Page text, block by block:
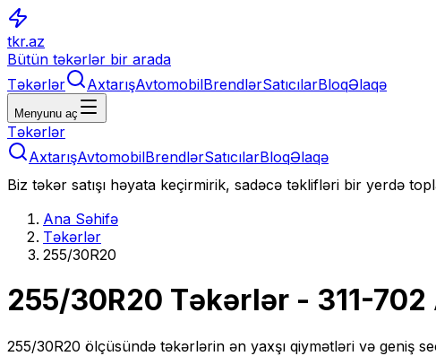
tkr.az
Bütün təkərlər bir arada
Təkərlər
AxtarışAvtomobilBrendlərSatıcılarBloqƏlaqə
Menyunu aç
Təkərlər
AxtarışAvtomobilBrendlərSatıcılarBloqƏlaqə
Biz təkər satışı həyata keçirmirik, sadəcə təklifləri bir yerdə
Ana Səhifə
Təkərlər
255/30R20
255/30R20 Təkərlər - 311-702
255/30R20 ölçüsündə təkərlərin ən yaxşı qiymətləri və geniş